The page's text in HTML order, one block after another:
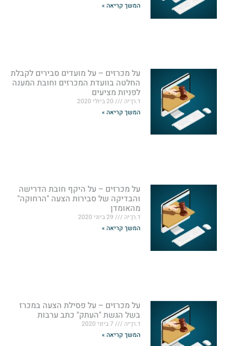
המשך קריאה »
על מכרזים – על מועדים סבירים לקבלת
החלטה בוועדת המכרזים וחובת המענה
לפניות מציעים
ד.רן־יה
20 ביולי 2020
המשך קריאה »
על מכרזים – על היקף חובת הדרישה
והבדיקה של סבירות הצעה "הרחוקה"
מהאומדן
ד.רן־יה
29 ביוני 2020
המשך קריאה »
על מכרזים – על פסילת הצעה במכרז
בשל הגשת "העתק" כתב ערבות
ד.רן־יה
7 ביוני 2020
המשך קריאה »